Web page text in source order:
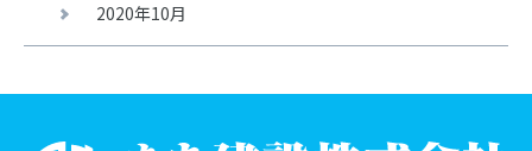
2020年10月